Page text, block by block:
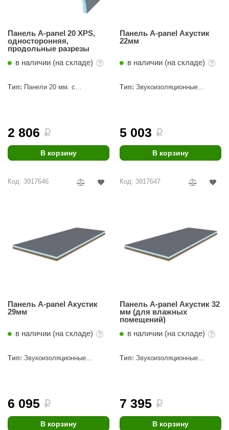
Панель A-panel 20 XPS,
односторонняя,
продольные разрезы
в наличии (на складе)
Тип: Панели 20 мм. с
2 806 i
В корзину
Панель A-panel Акустик
22мм
в наличии (на складе)
Тип: Звукоизоляционные
5 003 i
В корзину
Код: 3917646
Панель A-panel Акустик
29мм
в наличии (на складе)
Тип: Звукоизоляционные
6 095 i
В корзину
Код: 3917647
Панель A-panel Акустик 32
мм (для влажных
помещений)
в наличии (на складе)
Тип: Звукоизоляционные
7 395 i
В корзину